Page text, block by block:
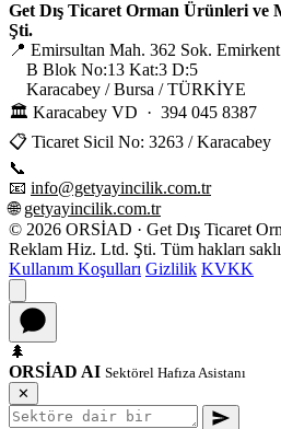
Get Dış Ticaret Orman Ürünleri ve
Şti.
📍 Emirsultan Mah. 362 Sok.
B Blok No:13 Kat:3 D:5
Karacabey / Bursa / TÜRKİYE
🏛 Karacabey VD · 394 045 8387
📋 Ticaret Sicil No: 3263 / Karacabey
📞
📧 info@getyayincilik.com.tr
🌐getyayincilik.com.tr
© 2026 ORSİAD · Get Dış Ticaret
Reklam Hiz. Ltd. Şti. Tüm hakları
Kullanım Koşulları Gizlilik KVKK
🌲
ORSİAD AI Sektörel Hafıza Asistanı
✕